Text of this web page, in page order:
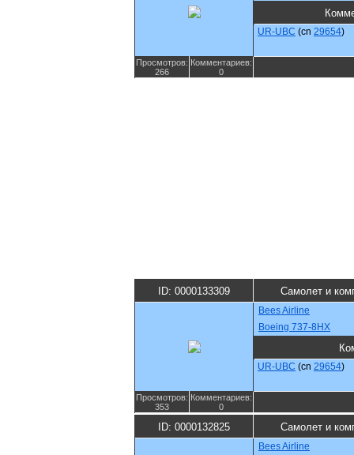
UR-UBC (cn 29654)
Просмотров:
266
Комментариев:
0
ID: 0000133309 Самолет и
Bees Airline
Boeing 737-8HX
UR-UBC (cn 29654)
Просмотров:
353
Комментариев:
0
ID: 0000132825 Самолет и
Bees Airline